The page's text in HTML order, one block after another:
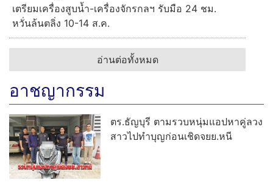
เตรียมเครื่องสูบน้ำ-เครื่องจักรกลฯ รับมือ 24 ชม.
หวั่นล้นตลิ่ง 10-14 ส.ค.
อ่านต่อทั้งหมด
อาชญากรรม
ตร.ธัญบุรี ตามรวบหนุ่มแอปหาคู่ลวง
สาวไปทำบุญก่อนเชิดจยย.หนี